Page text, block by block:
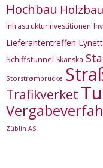
Hochbau Holzbau
Infrastrukturinvestitionen
Lieferantentreffen
Schiffstunnel Skanska
Storstrømbrücke
Trafikverket
Züblin AS